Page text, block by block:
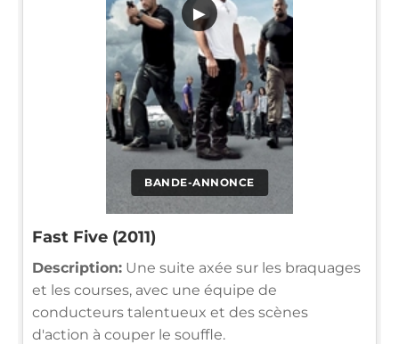
BANDE-ANNONCE
▶
Fast Five (2011)
Description: Une suite axée sur les braquages
et les courses, avec une équipe de
conducteurs talentueux et des scènes
d'action à couper le souffle.